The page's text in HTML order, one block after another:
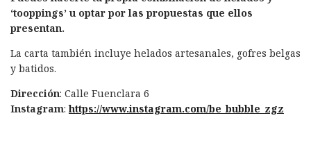
‘tooppings’ u optar por las propuestas que ellos
presentan.
La carta también incluye helados artesanales, gofres belgas
y batidos.
Dirección: Calle Fuenclara 6
Instagram:https://www.instagram.com/be_bubble_zgz